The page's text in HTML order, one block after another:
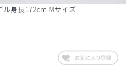
ル身長172cm Mサイズ